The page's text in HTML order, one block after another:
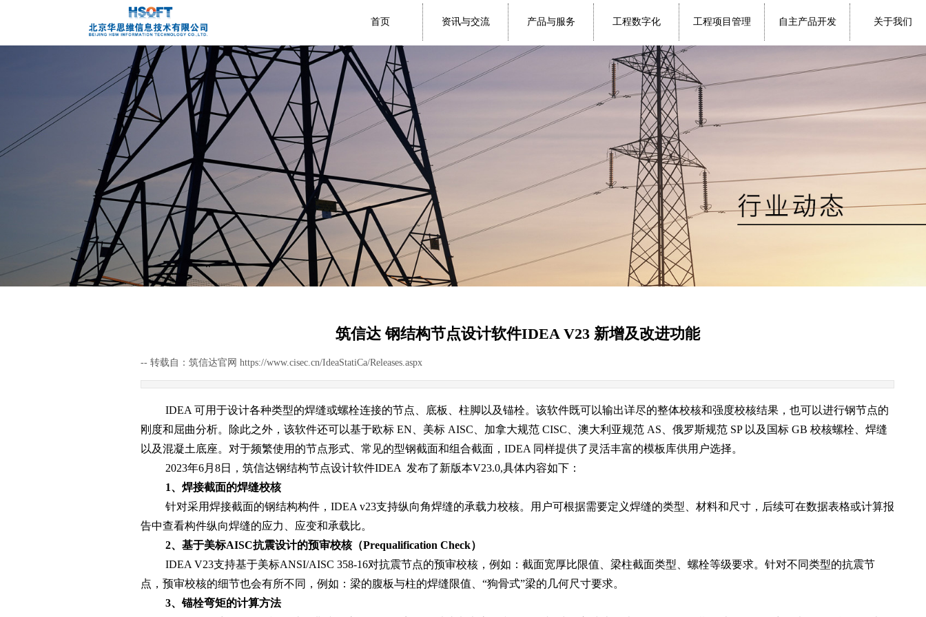
首页 资讯与交流 产品与服务 工程数字化 工程项目管理 自主产品开发 关于我们
筑信达 钢结构节点设计软件IDEA V23 新增及改进功能
-- 转载自：筑信达官网 https://www.cisec.cn/IdeaStatiCa/Releases.aspx
IDEA 可用于设计各种类型的焊缝或螺栓连接的节点、底板、柱脚以及锚栓。该软件既可以输出详尽的整体校核和强度校核结果，也可以进行钢节点的
刚度和屈曲分析。除此之外，该软件还可以基于欧标 EN、美标 AISC、加拿大规范 CISC、澳大利亚规范 AS、俄罗斯规范 SP 以及国标 GB 校核螺栓、焊缝
以及混凝土底座。对于频繁使用的节点形式、常见的型钢截面和组合截面，IDEA 同样提供了灵活丰富的模板库供用户选择。
2023年6月8日，筑信达钢结构节点设计软件IDEA 发布了新版本V23.0,具体内容如下：
1、焊接截面的焊缝校核
针对采用焊接截面的钢结构构件，IDEA v23支持纵向角焊缝的承载力校核。用户可根据需要定义焊缝的类型、材料和尺寸，后续可在数据表格或计算报
告中查看构件纵向焊缝的应力、应变和承载比。
2、基于美标AISC抗震设计的预审校核（Prequalification Check）
IDEA V23支持基于美标ANSI/AISC 358-16对抗震节点的预审校核，例如：截面宽厚比限值、梁柱截面类型、螺栓等级要求。针对不同类型的抗震节
点，预审校核的细节也会有所不同，例如：梁的腹板与柱的焊缝限值、“狗骨式”梁的几何尺寸要求。
3、锚栓弯矩的计算方法